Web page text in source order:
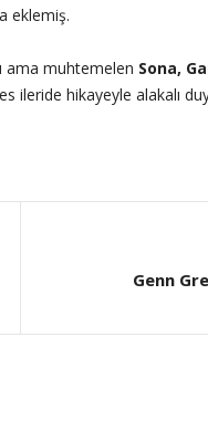
eklemiş.
ama muhtemelen Sona,
hikayeyle alakalı
Genn